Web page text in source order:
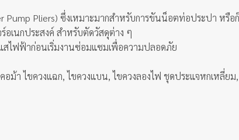
Pump Pliers) ซึ่งเหมาะมากสำหรับการขันน็อตท่อประปา หรื
เนกประสงค์ สำหรับตัดวัสดุต่าง ๆ
สไฟฟ้าก่อนเริ่มงานซ่อมแซมเพื่อความปลอดภัย
า ไขควงแฉก, ไขควงแบน, ไขควงลองไฟ ชุดประแจหกเหลี่ย